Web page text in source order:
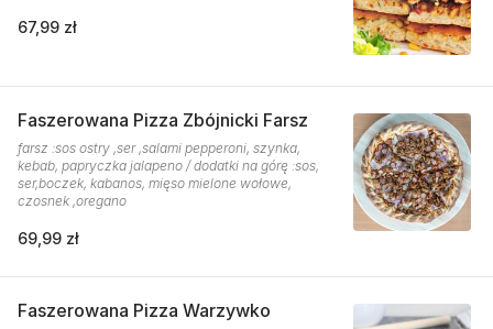
67,99 zł
Faszerowana Pizza Zbójnicki Farsz
farsz :sos ostry ,ser ,salami pepperoni, szynka,
kebab, papryczka jalapeno / dodatki na górę :sos,
ser,boczek, kabanos, mięso mielone wołowe,
czosnek ,oregano
69,99 zł
Faszerowana Pizza Warzywko